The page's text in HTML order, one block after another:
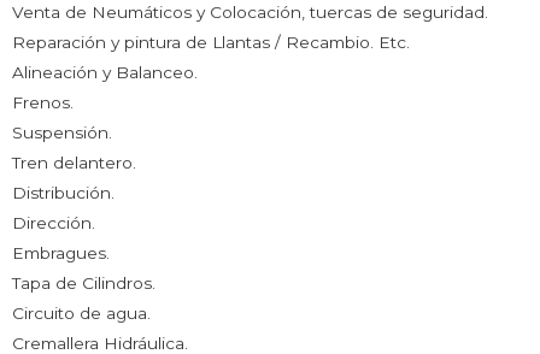
Venta de Neumáticos y Colocación, tuercas de seguridad.
Reparación y pintura de Llantas / Recambio. Etc.
Alineación y Balanceo.
Frenos.
Suspensión.
Tren delantero.
Distribución.
Dirección.
Embragues.
Tapa de Cilindros.
Circuito de agua.
Cremallera Hidráulica.